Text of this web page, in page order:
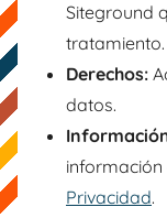
Siteground
tratamiento.
Derechos:
datos.
Privacidad.